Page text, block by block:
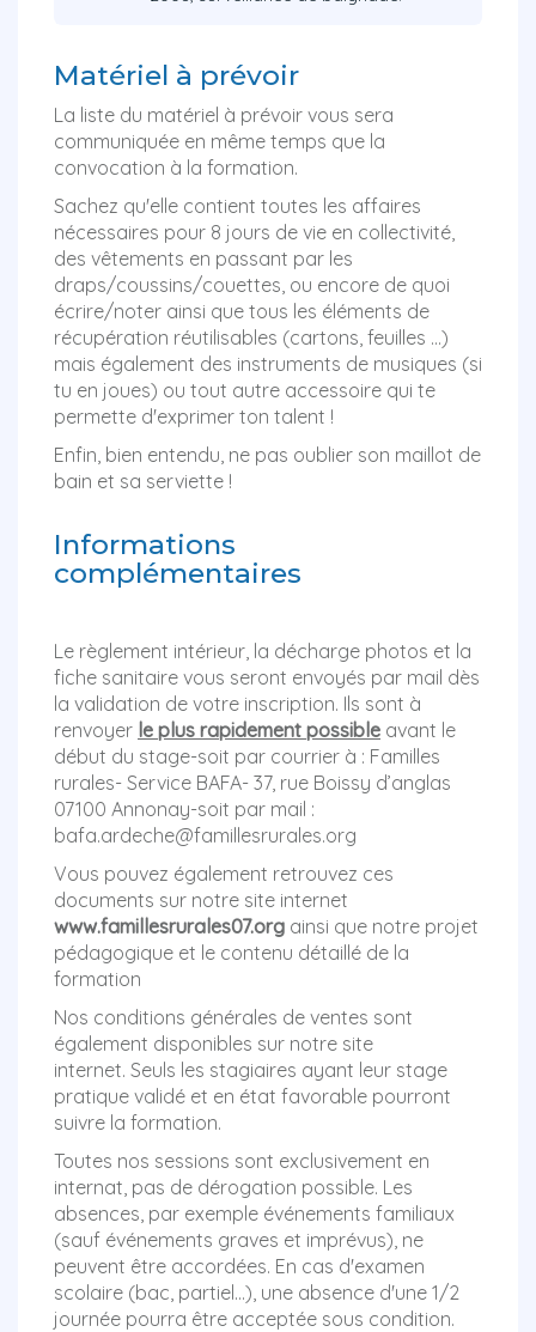
Matériel à prévoir
La liste du matériel à prévoir vous sera
communiquée en même temps que la
convocation à la formation.
Sachez qu'elle contient toutes les affaires
nécessaires pour 8 jours de vie en collectivité,
des vêtements en passant par les
draps/coussins/couettes, ou encore de quoi
écrire/noter ainsi que tous les éléments de
récupération réutilisables (cartons, feuilles ...)
mais également des instruments de musiques (si
tu en joues) ou tout autre accessoire qui te
permette d'exprimer ton talent !
Enfin, bien entendu, ne pas oublier son maillot de
bain et sa serviette !
Informations
complémentaires
Le règlement intérieur, la décharge photos et la
fiche sanitaire vous seront envoyés par mail dès
la validation de votre inscription. Ils sont à
renvoyer le plus rapidement possible avant le
début du stage-soit par courrier à : Familles
rurales- Service BAFA- 37, rue Boissy d’anglas
07100 Annonay-soit par mail :
bafa.ardeche@famillesrurales.org
Vous pouvez également retrouvez ces
documents sur notre site internet
www.famillesrurales07.org ainsi que notre projet
pédagogique et le contenu détaillé de la
formation
Nos conditions générales de ventes sont
également disponibles sur notre site
internet. Seuls les stagiaires ayant leur stage
pratique validé et en état favorable pourront
suivre la formation.
Toutes nos sessions sont exclusivement en
internat, pas de dérogation possible. Les
absences, par exemple événements familiaux
(sauf événements graves et imprévus), ne
peuvent être accordées. En cas d'examen
scolaire (bac, partiel...), une absence d'une 1/2
journée pourra être acceptée sous condition.